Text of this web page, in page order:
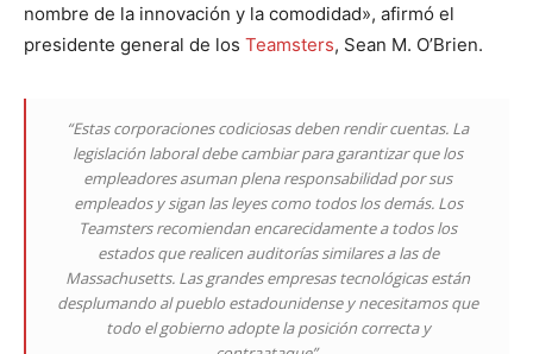
nombre de la innovación y la comodidad», afirmó el
presidente general de los Teamsters, Sean M. O’Brien.
“Estas corporaciones codiciosas deben rendir cuentas. La
legislación laboral debe cambiar para garantizar que los
empleadores asuman plena responsabilidad por sus
empleados y sigan las leyes como todos los demás. Los
Teamsters recomiendan encarecidamente a todos los
estados que realicen auditorías similares a las de
Massachusetts. Las grandes empresas tecnológicas están
desplumando al pueblo estadounidense y necesitamos que
todo el gobierno adopte la posición correcta y